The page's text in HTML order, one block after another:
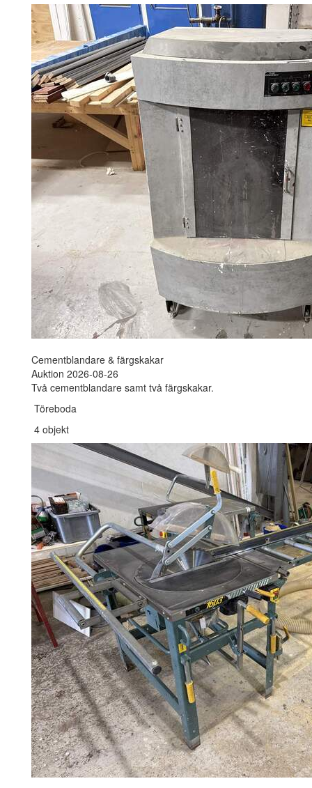
Cementblandare & färgskakar
Auktion 2026-08-26
Två cementblandare samt två färgskakar.
Töreboda
4 objekt